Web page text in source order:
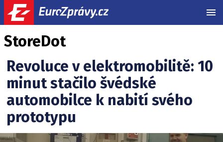
StoreDot
Revoluce v elektromobilitě: 10
minut stačilo švédské
automobilce k nabití svého
prototypu